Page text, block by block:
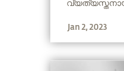
തുടിക്കുന്ന
Jan 2, 2023